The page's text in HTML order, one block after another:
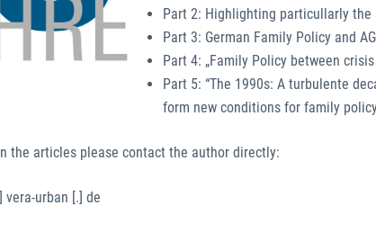
Part 2: Highlighting particullarly the
Part 3: German Family Policy and
Part 4: „Family Policy between
Part 5: “The 1990s: A turbulente
form new conditions for family
the articles please contact the author directly:
vera-urban [.] de